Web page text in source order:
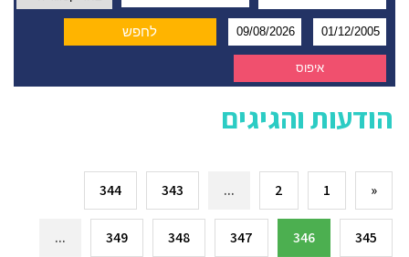
הודעות והגיגים
«
1
2
...
343
344
345
346
347
348
349
...